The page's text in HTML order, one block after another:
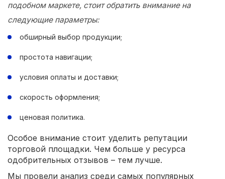
подобном маркете, стоит обратить внимание на
следующие параметры:
обширный выбор продукции;
простота навигации;
условия оплаты и доставки;
скорость оформления;
ценовая политика.
Особое внимание стоит уделить репутации
торговой площадки. Чем больше у ресурса
одобрительных отзывов – тем лучше.
Мы провели анализ среди самых популярных